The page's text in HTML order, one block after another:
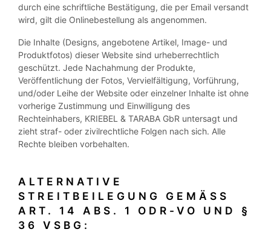
durch eine schriftliche Bestätigung, die per Email versandt
wird, gilt die Onlinebestellung als angenommen.
Die Inhalte (Designs, angebotene Artikel, Image- und
Produktfotos) dieser Website sind urheberrechtlich
geschützt. Jede Nachahmung der Produkte,
Veröffentlichung der Fotos, Vervielfältigung, Vorführung,
und/oder Leihe der Website oder einzelner Inhalte ist ohne
vorherige Zustimmung und Einwilligung des
Rechteinhabers, KRIEBEL & TARABA GbR untersagt und
zieht straf- oder zivilrechtliche Folgen nach sich. Alle
Rechte bleiben vorbehalten.
ALTERNATIVE
STREITBEILEGUNG GEMÄSS A
RT. 14 ABS. 1 ODR-VO UND § 3
6 VSBG: